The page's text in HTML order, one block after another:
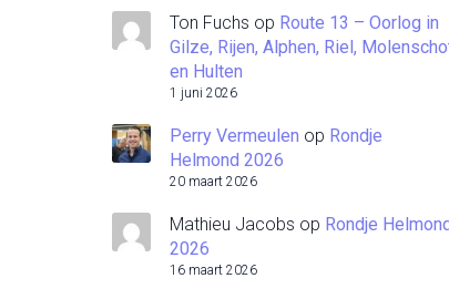
Ton Fuchs op Route 13 – Oorlog in
Gilze, Rijen, Alphen, Riel,
en Hulten
1 juni 2026
Perry Vermeulen op Rondje
Helmond 2026
20 maart 2026
Mathieu Jacobs op Rondje
2026
16 maart 2026